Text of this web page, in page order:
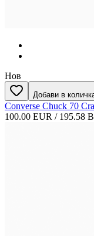
Нов
Добави в
Converse Chuck 70
100.00 EUR / 195.58